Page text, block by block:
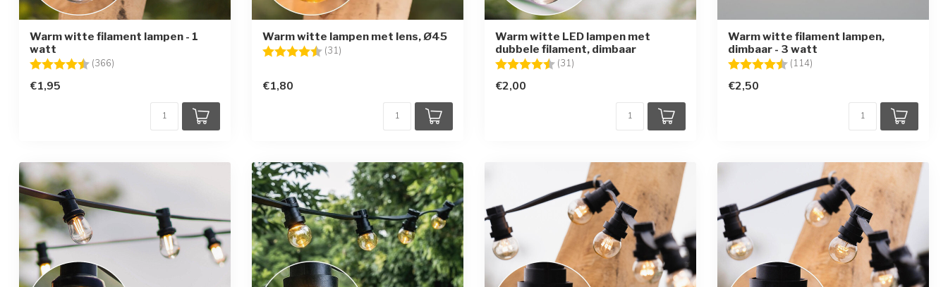
Warm witte filament lampen - 1
watt
Beoordeling: (366)
€1,95
Warm witte lampen met lens, Ø45
Beoordeling: (31)
€1,80
Warm witte LED lampen met
dubbele filament, dimbaar
Beoordeling: (31)
€2,00
Warm witte filament lampen,
dimbaar - 3 watt
Beoordeling: (114)
€2,50